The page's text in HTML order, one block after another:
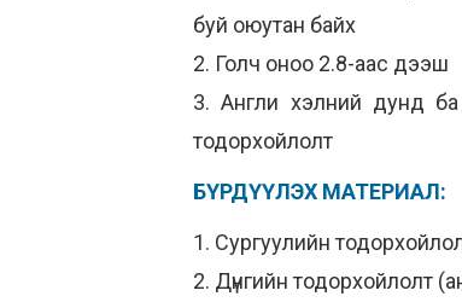
буй оюутан байх
2. Голч оноо 2.8-аас дээш
3. Англи хэлний дунд
тодорхойлолт
БҮРДҮҮЛЭХ МАТЕРИАЛ:
1. Сургуулийн
2. Дүнгийн тодорхойлолт